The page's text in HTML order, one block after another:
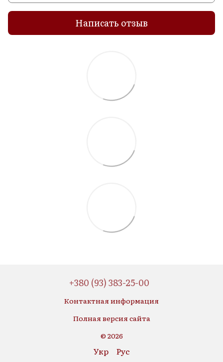
Написать отзыв
+380 (93) 383-25-00
Контактная информация
Полная версия сайта
© 2026
Укр Рус